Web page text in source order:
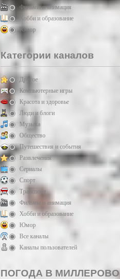
Фильмы и анимация
Хобби и образование
Юмор
Категории каналов
Другое
Компьютерные игры
Красота и здоровье
Люди и блоги
Музыка
Общество
Путешествия и события
Развлечения
Сериалы
Спорт
Транспорт
Фильмы и анимация
Хобби и образование
Юмор
Все каналы
Каналы пользователей
ПОГОДА В МИЛЛЕРОВО